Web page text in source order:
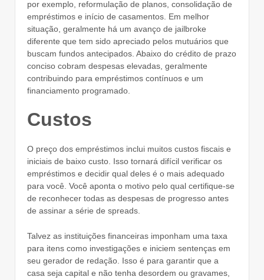
por exemplo, reformulação de planos, consolidação de
empréstimos e início de casamentos. Em melhor
situação, geralmente há um avanço de jailbroke
diferente que tem sido apreciado pelos mutuários que
buscam fundos antecipados. Abaixo do crédito de prazo
conciso cobram despesas elevadas, geralmente
contribuindo para empréstimos contínuos e um
financiamento programado.
Custos
O preço dos empréstimos inclui muitos custos fiscais e
iniciais de baixo custo. Isso tornará difícil verificar os
empréstimos e decidir qual deles é o mais adequado
para você. Você aponta o motivo pelo qual certifique-se
de reconhecer todas as despesas de progresso antes
de assinar a série de spreads.
Talvez as instituições financeiras imponham uma taxa
para itens como investigações e iniciem sentenças em
seu gerador de redação. Isso é para garantir que a
casa seja capital e não tenha desordem ou gravames,